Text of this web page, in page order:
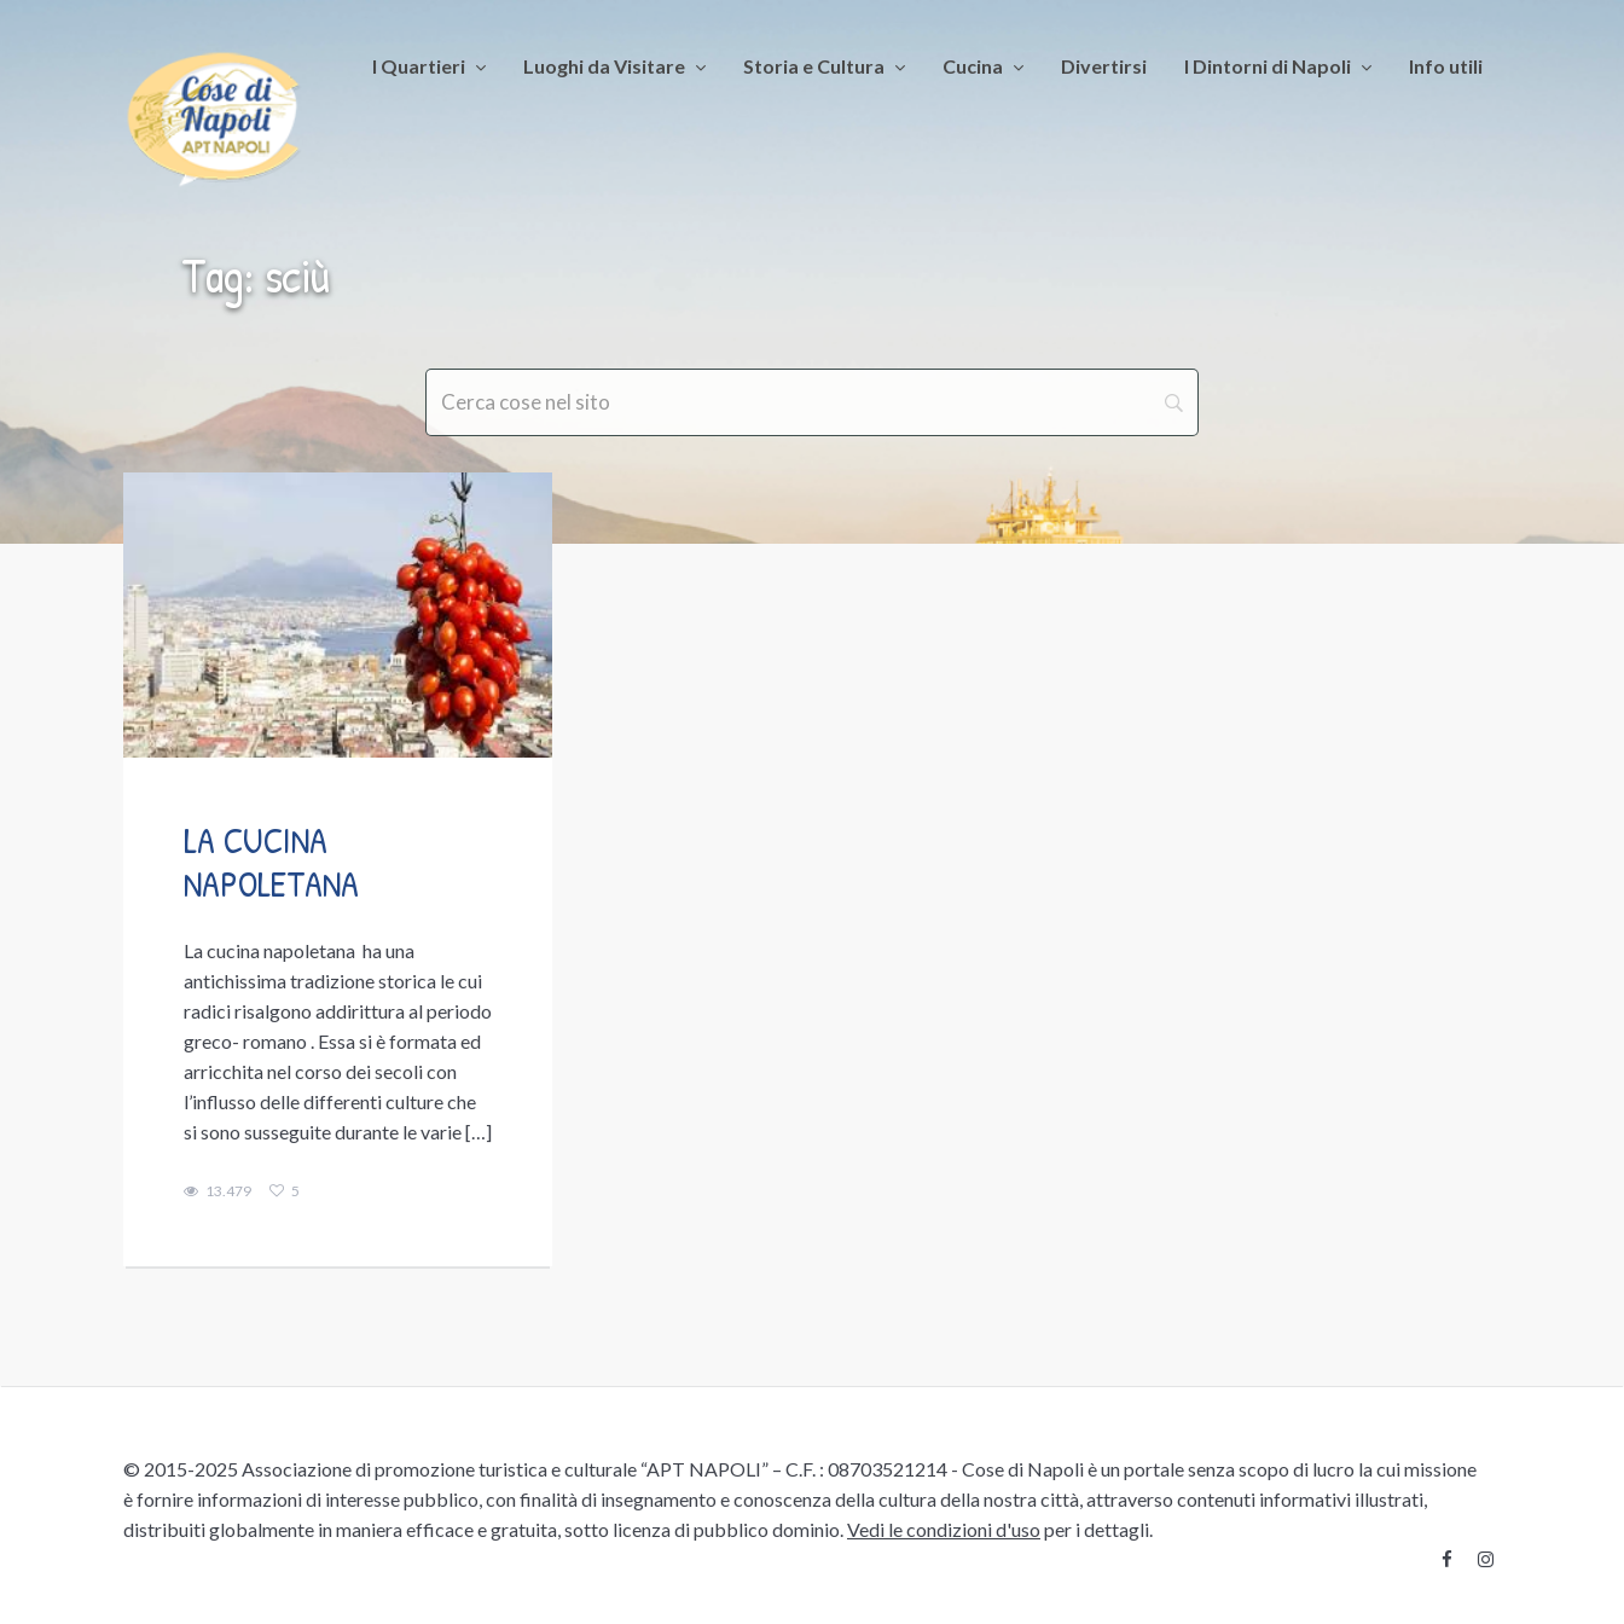
I Quartieri Luoghi da Visitare Storia e Cultura Cucina Divertirsi I Dintorni di Napoli Info utili
Tag: sciù
LA CUCINA
NAPOLETANA
La cucina napoletana ha una
antichissima tradizione storica le cui
radici risalgono addirittura al periodo
greco- romano . Essa si è formata ed
arricchita nel corso dei secoli con
l’influsso delle differenti culture che
si sono susseguite durante le varie […]
13.479 5
© 2015-2025 Associazione di promozione turistica e culturale “APT NAPOLI” – C.F. : 08703521214 - Cose di Napoli è un portale senza scopo di lucro la cui missione
è fornire informazioni di interesse pubblico, con finalità di insegnamento e conoscenza della cultura della nostra città, attraverso contenuti informativi illustrati,
distribuiti globalmente in maniera efficace e gratuita, sotto licenza di pubblico dominio.Vedi le condizioni d'uso per i dettagli.